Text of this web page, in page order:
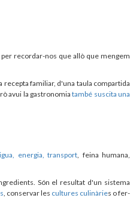
recordar-nos que allò que mengem
recepta familiar, d'una taula compartida
avui la gastronomiatambé suscita una
energia, transport , feina humana,
Són el resultat d'un sistema
, conservar les cultures culinàries o fer-